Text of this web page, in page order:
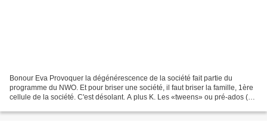
Bonour Eva Provoquer la dégénérescence de la société fait partie du
programme du NWO. Et pour briser une société, il faut briser la famille, 1ère
cellule de la société. C'est désolant. A plus K. Les «tweens» ou pré-ados (=